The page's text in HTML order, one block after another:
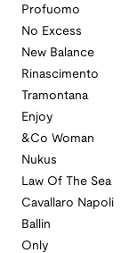
Profuomo
No Excess
New Balance
Rinascimento
Tramontana
Enjoy
&Co Woman
Nukus
Law Of The Sea
Cavallaro Napoli
Ballin
Only